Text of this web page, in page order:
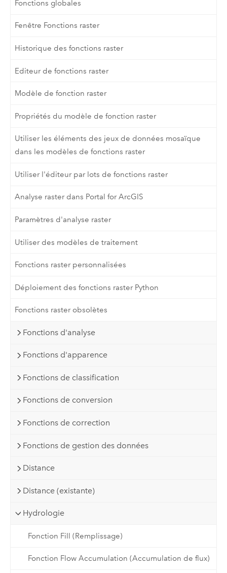
Fonctions globales
Fenêtre Fonctions raster
Historique des fonctions raster
Editeur de fonctions raster
Modèle de fonction raster
Propriétés du modèle de fonction raster
Utiliser les éléments des jeux de données mosaïque
dans les modèles de fonctions raster
Utiliser l'éditeur par lots de fonctions raster
Analyse raster dans Portal for ArcGIS
Paramètres d'analyse raster
Utiliser des modèles de traitement
Fonctions raster personnalisées
Déploiement des fonctions raster Python
Fonctions raster obsolètes
Fonctions d'analyse
Fonctions d'apparence
Fonctions de classification
Fonctions de conversion
Fonctions de correction
Fonctions de gestion des données
Distance
Distance (existante)
Hydrologie
Fonction Fill (Remplissage)
Fonction Flow Accumulation (Accumulation de flux)